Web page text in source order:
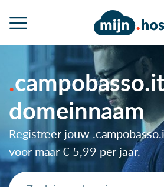
domeinnaam
Registreer jouw
voor maar€ 5,99 per jaar.